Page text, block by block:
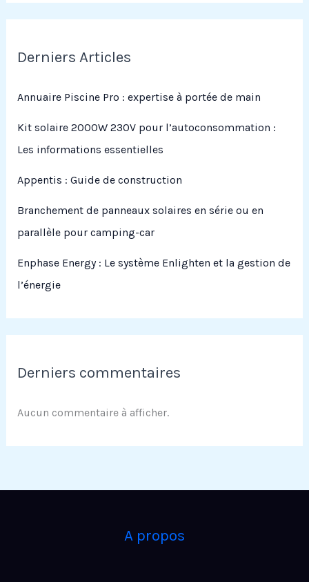
Derniers Articles
Annuaire Piscine Pro : expertise à portée de main
Kit solaire 2000W 230V pour l’autoconsommation :
Les informations essentielles
Appentis : Guide de construction
Branchement de panneaux solaires en série ou en
parallèle pour camping-car
Enphase Energy : Le système Enlighten et la gestion de
l’énergie
Derniers commentaires
Aucun commentaire à afficher.
A propos